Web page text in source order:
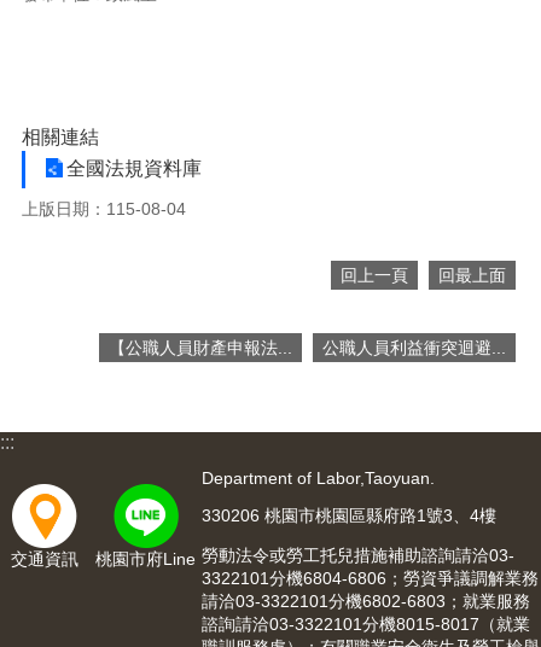
業
便
民
務
用
回
相關連結
全國法規資料庫
上版日期：115-08-04
回上一頁 回最上面
【公職人員財產申報法... 公職人員利益衝突迴避...
:::
交通資訊 桃園市府Line
Department of Labor,Taoyuan.
330206 桃園市桃園區縣府路1號3、4樓
勞動法令或勞工托兒措施補助諮詢請洽03-
3322101分機6804-6806；勞資爭議調解業務
請洽03-3322101分機6802-6803；就業服務
諮詢請洽03-3322101分機8015-8017（就業